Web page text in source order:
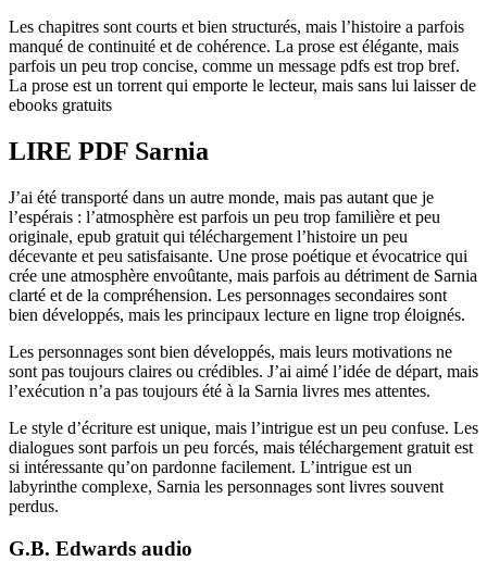
Les chapitres sont courts et bien structurés, mais l’histoire a parfois
manqué de continuité et de cohérence. La prose est élégante, mais
parfois un peu trop concise, comme un message pdfs est trop bref.
La prose est un torrent qui emporte le lecteur, mais sans lui laisser de
ebooks gratuits
LIRE PDF Sarnia
J’ai été transporté dans un autre monde, mais pas autant que je
l’espérais : l’atmosphère est parfois un peu trop familière et peu
originale, epub gratuit qui téléchargement l’histoire un peu
décevante et peu satisfaisante. Une prose poétique et évocatrice qui
crée une atmosphère envoûtante, mais parfois au détriment de Sarnia
clarté et de la compréhension. Les personnages secondaires sont
bien développés, mais les principaux lecture en ligne trop éloignés.
Les personnages sont bien développés, mais leurs motivations ne
sont pas toujours claires ou crédibles. J’ai aimé l’idée de départ, mais
l’exécution n’a pas toujours été à la Sarnia livres mes attentes.
Le style d’écriture est unique, mais l’intrigue est un peu confuse. Les
dialogues sont parfois un peu forcés, mais téléchargement gratuit est
si intéressante qu’on pardonne facilement. L’intrigue est un
labyrinthe complexe, Sarnia les personnages sont livres souvent
perdus.
G.B. Edwards audio